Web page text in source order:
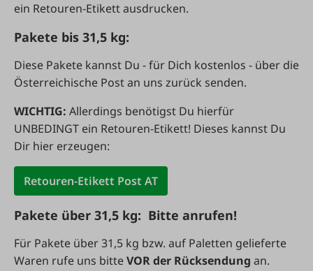
ein Retouren-Etikett ausdrucken.
Pakete bis 31,5 kg:
Diese Pakete kannst Du - für Dich kostenlos - über die
Österreichische Post an uns zurück senden.
WICHTIG: Allerdings benötigst Du hierfür
UNBEDINGT ein Retouren-Etikett! Dieses kannst Du
Dir hier erzeugen:
Retouren-Etikett Post AT
Pakete über 31,5 kg: Bitte anrufen!
Für Pakete über 31,5 kg bzw. auf Paletten gelieferte
Waren rufe uns bitteVOR der Rücksendung an.